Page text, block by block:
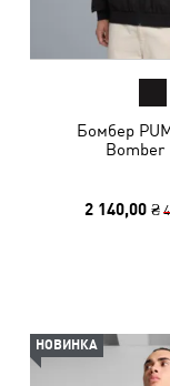
Бомбер
Bomber
2 140,00 ₴
НОВИНКА